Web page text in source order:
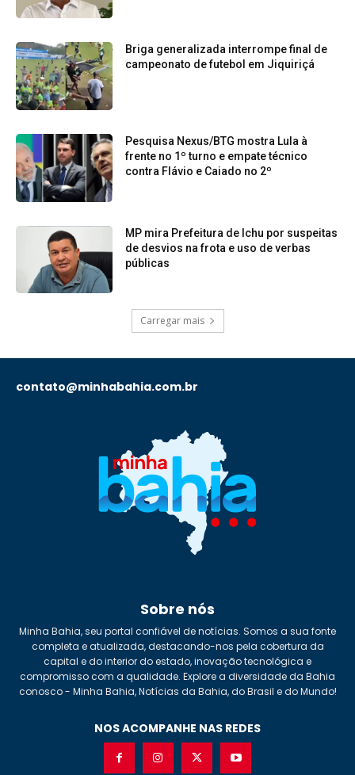
Briga generalizada interrompe final de
campeonato de futebol em Jiquiriçá
Pesquisa Nexus/BTG mostra Lula à
frente no 1º turno e empate técnico
contra Flávio e Caiado no 2º
MP mira Prefeitura de Ichu por suspeitas
de desvios na frota e uso de verbas
públicas
Carregar mais
contato@minhabahia.com.br
Sobre nós
Minha Bahia, seu portal confiável de notícias. Somos a sua fonte
completa e atualizada, destacando-nos pela cobertura da
capital e do interior do estado, inovação tecnológica e
compromisso com a qualidade. Explore a diversidade da Bahia
conosco - Minha Bahia, Notícias da Bahia, do Brasil e do Mundo!
NOS ACOMPANHE NAS REDES